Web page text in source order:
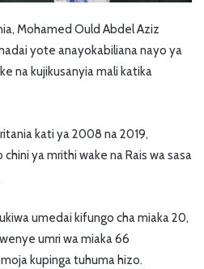
Mohamed Ould Abdel Aziz
yote anayokabiliana nayo ya
na kujikusanyia mali katika
kati ya 2008 na 2019,
ya mrithi wake na Rais wa sasa
umedai kifungo cha miaka 20,
umri wa miaka 66
kupinga tuhuma hizo.